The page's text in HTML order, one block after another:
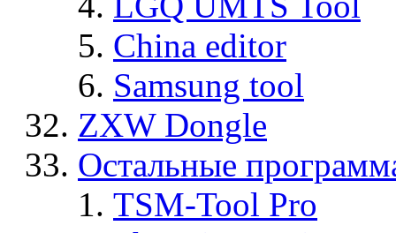
China editor
Samsung tool
ZXW Dongle
Остальные
TSM-Tool Pro